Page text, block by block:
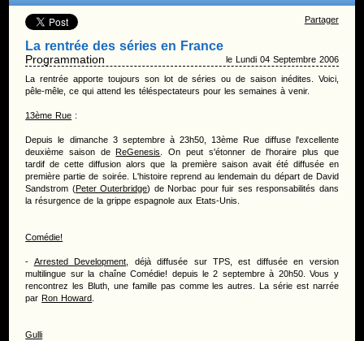
Partager
La rentrée des séries en France
le Lundi 04 Septembre 2006
Programmation
La rentrée apporte toujours son lot de séries ou de saison inédites. Voici,
pêle-mêle, ce qui attend les téléspectateurs pour les semaines à venir.
13ème Rue :
Depuis le dimanche 3 septembre à 23h50, 13ème Rue diffuse l'excellente
deuxième saison deReGenesis
. On peut s'étonner de l'horaire plus que
tardif de cette diffusion alors que la première saison avait été diffusée en
première partie de soirée. L'histoire reprend au lendemain du départ de David
Sandstrom (Peter Outerbridge) de Norbac pour fuir ses responsabilités dans
la résurgence de la grippe espagnole aux Etats-Unis.
Comédie!
- Arrested Development , déjà diffusée sur TPS, est diffusée en version
multilingue sur la chaîne Comédie! depuis le 2 septembre à 20h50. Vous y
rencontrez les Bluth, une famille pas comme les autres. La série est narrée
parRon Howard
Gulli